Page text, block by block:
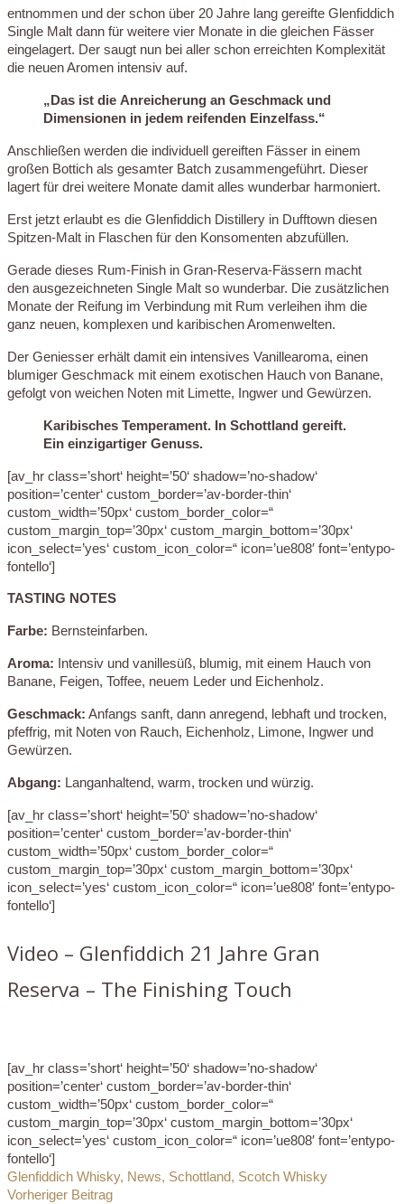
entnommen und der schon über 20 Jahre lang gereifte Glenfiddich
Single Malt dann für weitere vier Monate in die gleichen Fässer
eingelagert. Der saugt nun bei aller schon erreichten Komplexität
die neuen Aromen intensiv auf.
„Das ist die Anreicherung an Geschmack und
Dimensionen in jedem reifenden Einzelfass.“
Anschließen werden die individuell gereiften Fässer in einem
großen Bottich als gesamter Batch zusammengeführt. Dieser
lagert für drei weitere Monate damit alles wunderbar harmoniert.
Erst jetzt erlaubt es die Glenfiddich Distillery in Dufftown diesen
Spitzen-Malt in Flaschen für den Konsomenten abzufüllen.
Gerade dieses Rum-Finish in Gran-Reserva-Fässern macht
den ausgezeichneten Single Malt so wunderbar. Die zusätzlichen
Monate der Reifung im Verbindung mit Rum verleihen ihm die
ganz neuen, komplexen und karibischen Aromenwelten.
Der Geniesser erhält damit ein intensives Vanillearoma, einen
blumiger Geschmack mit einem exotischen Hauch von Banane,
gefolgt von weichen Noten mit Limette, Ingwer und Gewürzen.
Karibisches Temperament. In Schottland gereift.
Ein einzigartiger Genuss.
[av_hr class=’short‘ height=’50‘ shadow=’no-shadow‘
position=’center‘ custom_border=’av-border-thin‘
custom_width=’50px‘ custom_border_color=“
custom_margin_top=’30px‘ custom_margin_bottom=’30px‘
icon_select=’yes‘ custom_icon_color=“ icon=’ue808′ font=’entypo-
fontello‘]
TASTING NOTES
Farbe: Bernsteinfarben.
Aroma: Intensiv und vanillesüß, blumig, mit einem Hauch von
Banane, Feigen, Toffee, neuem Leder und Eichenholz.
Geschmack: Anfangs sanft, dann anregend, lebhaft und trocken,
pfeffrig, mit Noten von Rauch, Eichenholz, Limone, Ingwer und
Gewürzen.
Abgang: Langanhaltend, warm, trocken und würzig.
[av_hr class=’short‘ height=’50‘ shadow=’no-shadow‘
position=’center‘ custom_border=’av-border-thin‘
custom_width=’50px‘ custom_border_color=“
custom_margin_top=’30px‘ custom_margin_bottom=’30px‘
icon_select=’yes‘ custom_icon_color=“ icon=’ue808′ font=’entypo-
fontello‘]
Video – Glenfiddich 21 Jahre Gran
Reserva – The Finishing Touch
[av_hr class=’short‘ height=’50‘ shadow=’no-shadow‘
position=’center‘ custom_border=’av-border-thin‘
custom_width=’50px‘ custom_border_color=“
custom_margin_top=’30px‘ custom_margin_bottom=’30px‘
icon_select=’yes‘ custom_icon_color=“ icon=’ue808′ font=’entypo-
fontello‘]
Glenfiddich Whisky, News, Schottland, Scotch Whisky
Vorheriger Beitrag